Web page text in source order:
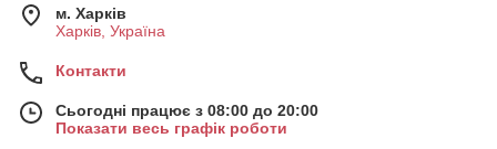
м. Харків
Харків, Україна
Контакти
Сьогодні працює з 08:00 до 20:00
Показати весь графік роботи